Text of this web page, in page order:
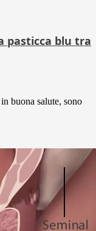
pasticca blu tra
buona salute, sono